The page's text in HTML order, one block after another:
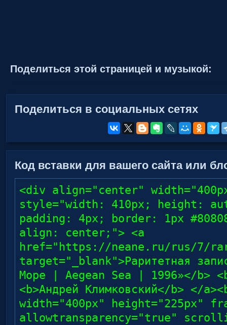
Поделиться этой страницей и музыкой:
Поделиться в социальных сетях
Код вставки для вашего сайта или
<div align="center"
style="width: 410px; height:
padding: 4px; border: 1px
align: center;"> <a
href="https://neane.ru/rus/7/
target="_blank">Раритетная
Море | Aegean Sea | 1996»</b>
<b>Андрей Климковский</b> </
width="400px" height="225px"
allowtransparency="true"